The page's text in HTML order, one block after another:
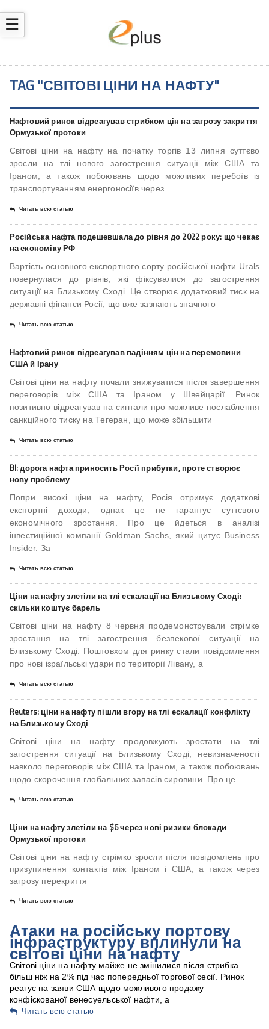
☰
TAG "СВІТОВІ ЦІНИ НА НАФТУ"
Нафтовий ринок відреагував стрибком цін на загрозу закриття
Ормузької протоки
Світові ціни на нафту на початку торгів 13 липня суттєво
зросли на тлі нового загострення ситуації між США та
Іраном, а також побоювань щодо можливих перебоїв із
транспортуванням енергоносіїв через
Читать всю статью
Російська нафта подешевшала до рівня до 2022 року: що чекає
на економіку РФ
Вартість основного експортного сорту російської нафти Urals
повернулася до рівнів, які фіксувалися до загострення
ситуації на Близькому Сході. Це створює додатковий тиск на
державні фінанси Росії, що вже зазнають значного
Читать всю статью
Нафтовий ринок відреагував падінням цін на перемовини
США й Ірану
Світові ціни на нафту почали знижуватися після завершення
переговорів між США та Іраном у Швейцарії. Ринок
позитивно відреагував на сигнали про можливе послаблення
санкційного тиску на Тегеран, що може збільшити
Читать всю статью
BI: дорога нафта приносить Росії прибутки, проте створює
нову проблему
Попри високі ціни на нафту, Росія отримує додаткові
експортні доходи, однак це не гарантує суттєвого
економічного зростання. Про це йдеться в аналізі
інвестиційної компанії Goldman Sachs, який цитує Business
Insider. За
Читать всю статью
Ціни на нафту злетіли на тлі ескалації на Близькому Сході:
скільки коштує барель
Світові ціни на нафту 8 червня продемонстрували стрімке
зростання на тлі загострення безпекової ситуації на
Близькому Сході. Поштовхом для ринку стали повідомлення
про нові ізраїльські удари по території Лівану, а
Читать всю статью
Reuters: ціни на нафту пішли вгору на тлі ескалації конфлікту
на Близькому Сході
Світові ціни на нафту продовжують зростати на тлі
загострення ситуації на Близькому Сході, невизначеності
навколо переговорів між США та Іраном, а також побоювань
щодо скорочення глобальних запасів сировини. Про це
Читать всю статью
Ціни на нафту злетіли на $6 через нові ризики блокади
Ормузької протоки
Світові ціни на нафту стрімко зросли після повідомлень про
призупинення контактів між Іраном і США, а також через
загрозу перекриття
Читать всю статью
Атаки на російську портову
інфраструктуру вплинули на
світові ціни на нафту
Світові ціни на нафту майже не змінилися після стрибка
більш ніж на 2% під час попередньої торгової сесії. Ринок
реагує на заяви США щодо можливого продажу
конфіскованої венесуельської нафти, а
Читать всю статью